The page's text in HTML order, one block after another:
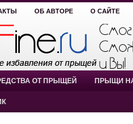
ОБ АВТОРЕ О САЙТЕ
ОТ ПРЫЩЕЙ ПРЫЩИ